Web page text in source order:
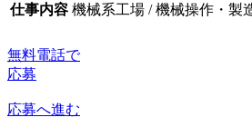
仕事内容 機械系工場 / 機械操作・製
無料電話で
応募
応募へ進む